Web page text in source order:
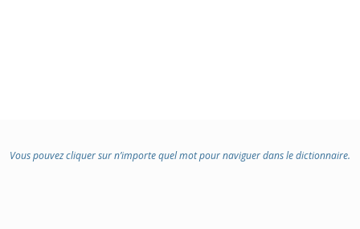
Vous pouvez cliquer sur n’importe quel mot pour naviguer dans le dictionnaire.